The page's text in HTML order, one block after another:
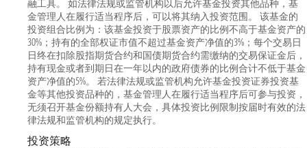
融工具。 如法律法规或监管机构以后允许基金投资其他品种，基
金管理人在履行适当程序后，可以将其纳入投资范围。 该基金的
投资组合比例为：该基金投资于股票资产的比例不高于基金资产的
30%；持有的全部权证市值不超过基金资产净值的3%；每个交易日
日终在扣除股指期货合约和国债期货合约需缴纳的交易保证金后，
持有现金或者到期日在一年以内的政府债券的比例合计不低于基金
资产净值的5%。 若法律法规或监管机构允许基金投资证券投资基
金等其他投资品种的，基金管理人在履行适当程序后可参与投资，
无须召开基金份额持有人大会，具体投资比例限制按届时有效的法
律法规和监管机构的规定执行。
投资策略